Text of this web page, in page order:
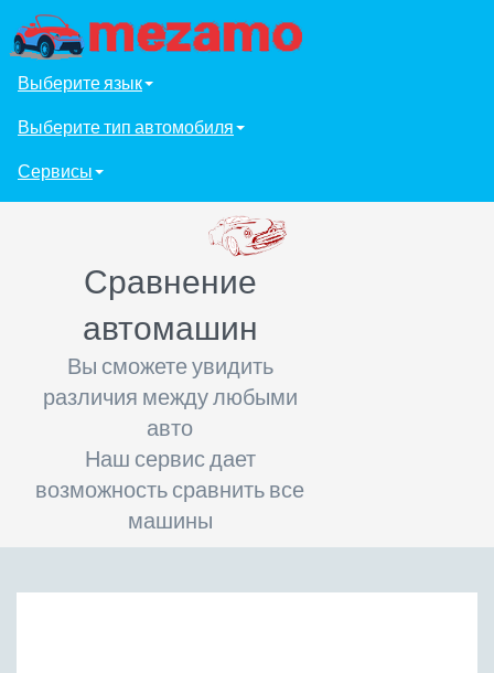
Выберите язык
Выберите тип автомобиля
Сервисы
Сравнение
автомашин
Вы сможете увидить
различия между любыми
авто
Наш сервис дает
возможность сравнить все
машины